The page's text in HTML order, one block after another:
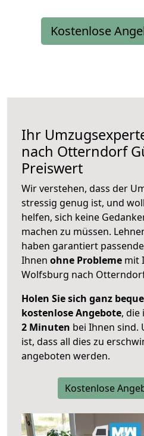
Kostenlose
Ihr
nach Otterndorf
Preiswert
Wir verstehen, dass der
stressig genug ist, und
helfen, sich keine
machen zu müssen.
haben garantiert
Ihnen ohne Probleme mit
Wolfsburg nach
Holen Sie sich ganz
kostenlose Angebote, die
2 Minuten bei Ihnen sind.
ist, dass all dies zu
angeboten werden.
Kostenlose